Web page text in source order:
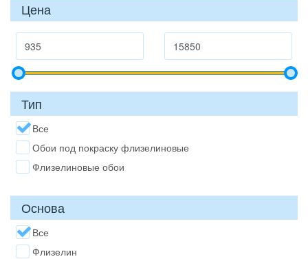
Цена
Тип
Все
Обои под покраску флизелиновые
Флизелиновые обои
Основа
Все
Флизелин